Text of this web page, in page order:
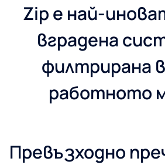
Zip е най-
вградена
филтрирана
работното
Превъзходно